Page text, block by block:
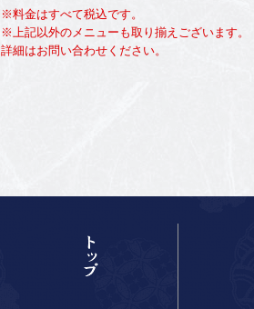
※料金はすべて税込です。
※上記以外のメニューも取り揃えございます。
詳細はお問い合わせください。